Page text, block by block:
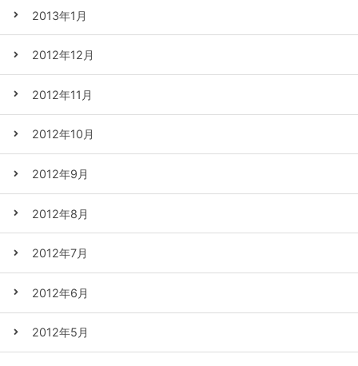
2013年1月
2012年12月
2012年11月
2012年10月
2012年9月
2012年8月
2012年7月
2012年6月
2012年5月